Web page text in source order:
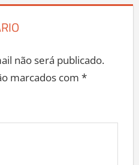
não será publicado.
marcados com *